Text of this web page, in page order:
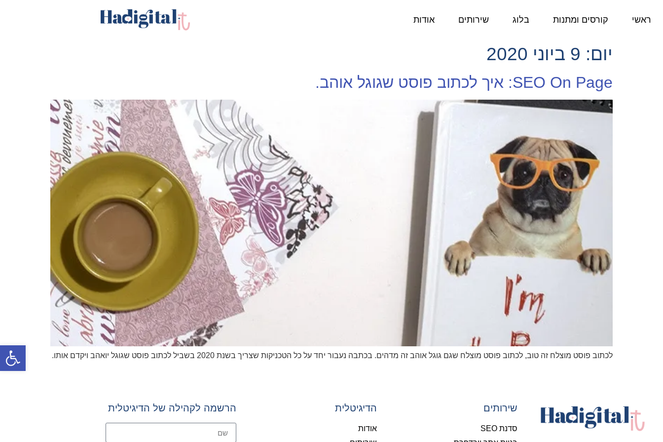
ראשי קורסים ומתנות בלוג שירותים אודות
יום: 9 ביוני 2020
SEO On Page: איך לכתוב פוסט שגוגל אוהב.
לכתוב פוסט מוצלח זה טוב, לכתוב פוסט מוצלח שגם גוגל אוהב זה מדהים. בכתבה נעבור יחד על כל הטכניקות שצריך בשנת 2020 בשביל לכתוב פוסט שגוגל יואהב ויקדם אותו.
שירותים
סדנת SEO
הדיגיטלית
אודות
הרשמה לקהילה של הדיגיטלית
פתח